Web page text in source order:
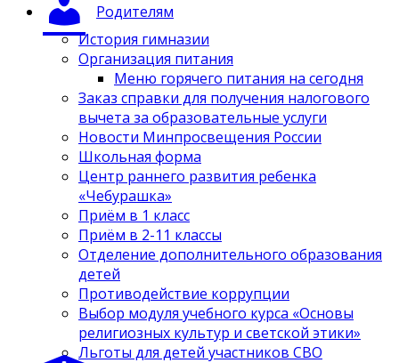
Родителям
История гимназии
Организация питания
Меню горячего питания на сегодня
Заказ справки для получения налогового
вычета за образовательные услуги
Новости Минпросвещения России
Школьная форма
Центр раннего развития ребенка
«Чебурашка»
Приём в 1 класс
Приём в 2-11 классы
Отделение дополнительного образования
детей
Противодействие коррупции
Выбор модуля учебного курса «Основы
религиозных культур и светской этики»
Льготы для детей участников СВО